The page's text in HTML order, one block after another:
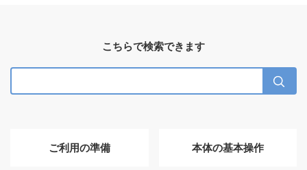
こちらで検索できます
ご利用の準備 本体の基本操作